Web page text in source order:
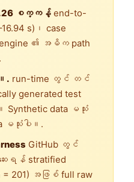
စက္ကန့် end-to-
s)၊ case
engine ၏ အဓိက path
. run-time တွင် တင်
generated test
Synthetic data မသုံး
မသုံးပါ။.
GitHub တွင်
ေးရန် stratified
= 201) အဖြစ် full raw